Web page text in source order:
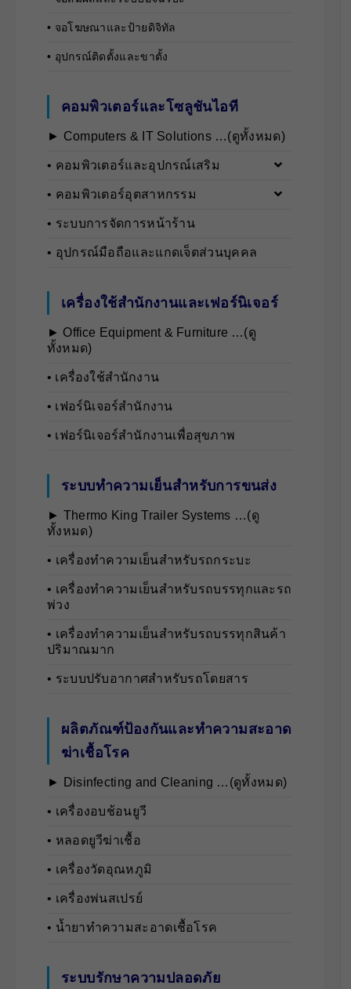
• จอโฆษณาและป้ายดิจิทัล
• อุปกรณ์ติดตั้งและขาตั้ง
คอมพิวเตอร์และโซลูชันไอที
► Computers & IT Solutions …(ดูทั้งหมด)
• คอมพิวเตอร์และอุปกรณ์เสริม
• คอมพิวเตอร์อุตสาหกรรม
• ระบบการจัดการหน้าร้าน
• อุปกรณ์มือถือและแกดเจ็ตส่วนบุคคล
เครื่องใช้สำนักงานและเฟอร์นิเจอร์
► Office Equipment & Furniture …(ดู
ทั้งหมด)
• เครื่องใช้สำนักงาน
• เฟอร์นิเจอร์สำนักงาน
• เฟอร์นิเจอร์สำนักงานเพื่อสุขภาพ
ระบบทำความเย็นสำหรับการขนส่ง
► Thermo King Trailer Systems …(ดู
ทั้งหมด)
• เครื่องทำความเย็นสำหรับรถกระบะ
• เครื่องทำความเย็นสำหรับรถบรรทุกและรถ
พ่วง
• เครื่องทำความเย็นสำหรับรถบรรทุกสินค้า
ปริมาณมาก
• ระบบปรับอากาศสำหรับรถโดยสาร
ผลิตภัณฑ์ป้องกันและทำความสะอาด
ฆ่าเชื้อโรค
► Disinfecting and Cleaning …(ดูทั้งหมด)
• เครื่องอบช้อนยูวี
• หลอดยูวีฆ่าเชื้อ
• เครื่องวัดอุณหภูมิ
• เครื่องพ่นสเปรย์
• น้ำยาทำความสะอาดเชื้อโรค
ระบบรักษาความปลอดภัย